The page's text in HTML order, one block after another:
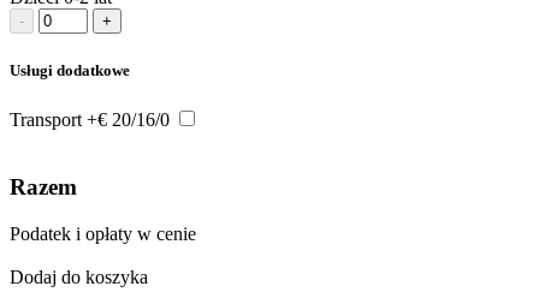
- +
Usługi dodatkowe
Transport +€ 20/16/0
Razem
Podatek i opłaty w cenie
Dodaj do koszyka